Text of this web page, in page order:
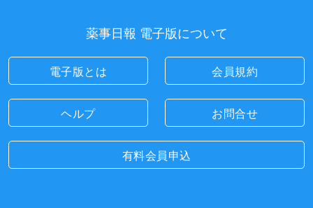
薬事日報 電子版について
電子版とは 会員規約
ヘルプ お問合せ
有料会員申込